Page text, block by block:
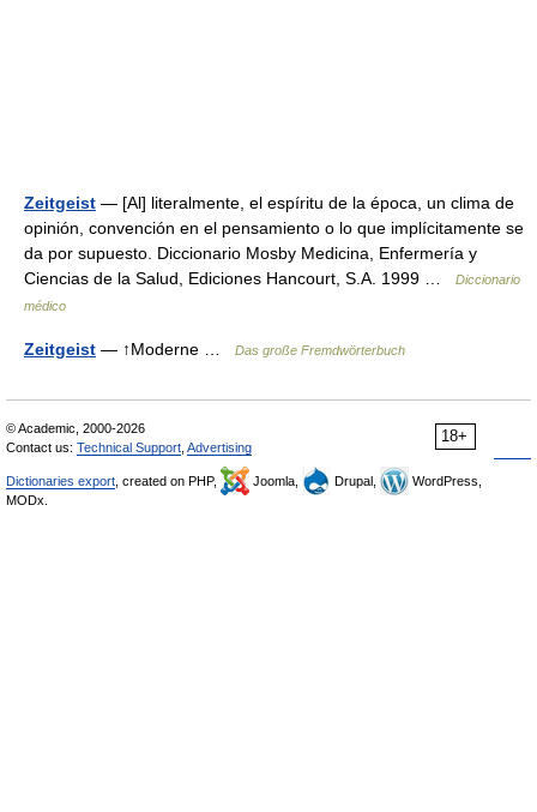
Zeitgeist — [Al] literalmente, el espíritu de la época, un clima de
opinión, convención en el pensamiento o lo que implícitamente se
da por supuesto. Diccionario Mosby Medicina, Enfermería y
Ciencias de la Salud, Ediciones Hancourt, S.A. 1999 …
Diccionario
médico
Zeitgeist — ↑Moderne … Das große Fremdwörterbuch
18+
© Academic, 2000-2026
Contact us: Technical Support Advertising
Dictionaries export , created on PHP, Joomla, Drupal,
WordPress,
MODx.